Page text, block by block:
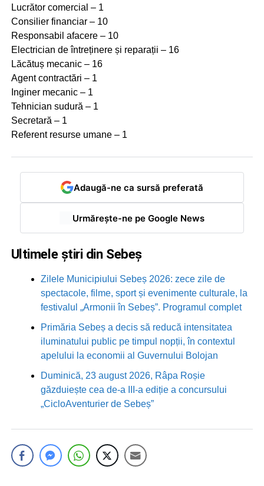
Lucrător comercial – 1
Consilier financiar – 10
Responsabil afacere – 10
Electrician de întreținere și reparații – 16
Lăcătuș mecanic – 16
Agent contractări – 1
Inginer mecanic – 1
Tehnician sudură – 1
Secretară – 1
Referent resurse umane – 1
Adaugă-ne ca sursă preferată
Urmărește-ne pe Google News
Ultimele știri din Sebeș
Zilele Municipiului Sebeș 2026: zece zile de
spectacole, filme, sport și evenimente culturale, la
festivalul „Armonii în Sebeș”. Programul complet
Primăria Sebeș a decis să reducă intensitatea
iluminatului public pe timpul nopții, în contextul
apelului la economii al Guvernului Bolojan
Duminică, 23 august 2026, Râpa Roșie
găzduiește cea de-a III-a ediție a concursului
„CicloAventurier de Sebeș”